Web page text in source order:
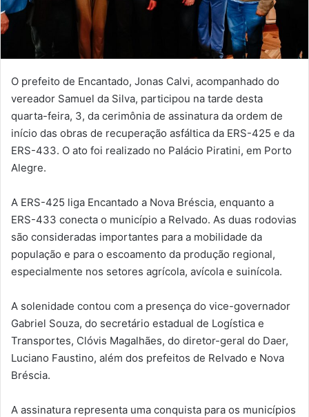
O prefeito de Encantado, Jonas Calvi, acompanhado do
vereador Samuel da Silva, participou na tarde desta
quarta-feira, 3, da cerimônia de assinatura da ordem de
início das obras de recuperação asfáltica da ERS-425 e da
ERS-433. O ato foi realizado no Palácio Piratini, em Porto
Alegre.
A ERS-425 liga Encantado a Nova Bréscia, enquanto a
ERS-433 conecta o município a Relvado. As duas rodovias
são consideradas importantes para a mobilidade da
população e para o escoamento da produção regional,
especialmente nos setores agrícola, avícola e suinícola.
A solenidade contou com a presença do vice-governador
Gabriel Souza, do secretário estadual de Logística e
Transportes, Clóvis Magalhães, do diretor-geral do Daer,
Luciano Faustino, além dos prefeitos de Relvado e Nova
Bréscia.
A assinatura representa uma conquista para os municípios